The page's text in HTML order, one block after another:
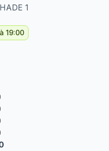
1
19:00